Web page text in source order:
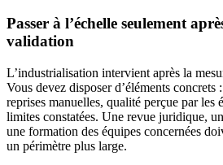
Passer à l’échelle seulement
validation
L’industrialisation intervient après la
Vous devez disposer d’éléments concrets
reprises manuelles, qualité perçue par les
limites constatées. Une revue juridique,
une formation des équipes concernées
un périmètre plus large.